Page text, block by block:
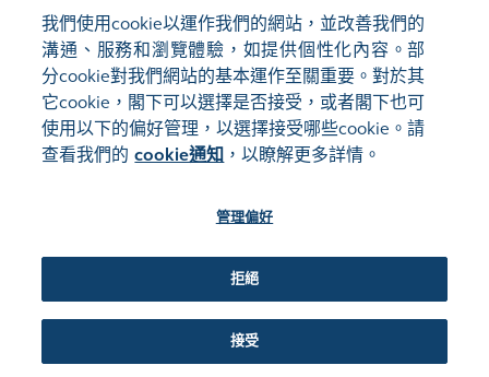
關注我們:
©2016-26 香港交易及結算所有限公司版權所有，翻印必究
管理偏好
我們使用cookie以運作我們的網站，並改善我們的
溝通、服務和瀏覽體驗，如提供個性化內容。部
分cookie對我們網站的基本運作至關重要。對於其
它cookie，閣下可以選擇是否接受，或者閣下也可
使用以下的偏好管理，以選擇接受哪些cookie。請
查看我們的 cookie通知 ，以瞭解更多詳情。
管理偏好
拒絕
接受